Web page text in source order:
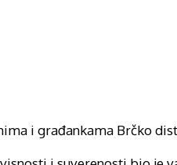
i građankama Brčko